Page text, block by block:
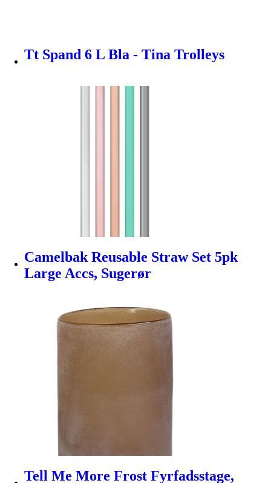
Tt Spand 6 L Bla - Tina Trolleys
Camelbak Reusable Straw Set 5pk
Large Accs, Sugerør
Tell Me More Frost Fyrfadsstage,